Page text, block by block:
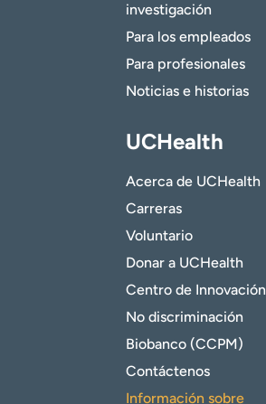
investigación
Para los empleados
Para profesionales
Noticias e historias
UCHealth
Acerca de UCHealth
Carreras
Voluntario
Donar a UCHealth
Centro de Innovación
No discriminación
Biobanco (CCPM)
Contáctenos
Información sobre